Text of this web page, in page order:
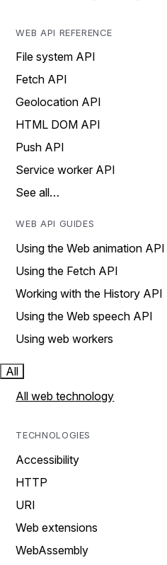
WEB API REFERENCE
File system API
Fetch API
Geolocation API
HTML DOM API
Push API
Service worker API
See all…
WEB API GUIDES
Using the Web animation API
Using the Fetch API
Working with the History API
Using the Web speech API
Using web workers
All
All web technology
TECHNOLOGIES
Accessibility
HTTP
URI
Web extensions
WebAssembly